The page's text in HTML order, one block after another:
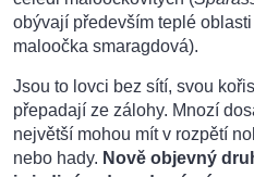
obývají především teplé
maloočka smaragdová).
Jsou to lovci bez sítí, svou
přepadají ze zálohy. Mnozí
největší mohou mít v rozpětí
nebo hady. Nově objevný